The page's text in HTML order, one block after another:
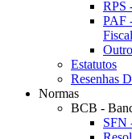
RPS
PAF
Fiscal
Estatutos
Resenhas
Normas
BCB -
SFN